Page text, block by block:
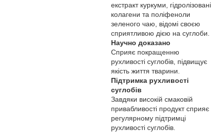
екстракт куркуми, гідролізовані
колагени та поліфеноли
зеленого чаю, відомі своєю
сприятливою дією на суглоби.
Научно доказано
Сприяє покращенню
рухливості суглобів, підвищує
якість життя тварини.
Підтримка рухливості
суглобів
Завдяки високій смаковій
привабливості продукт сприяє
регулярному підтримці
рухливості суглобів.